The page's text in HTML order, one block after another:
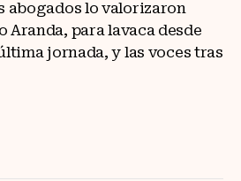
abogados lo valorizaron
Aranda, para lavaca desde
jornada, y las voces tras